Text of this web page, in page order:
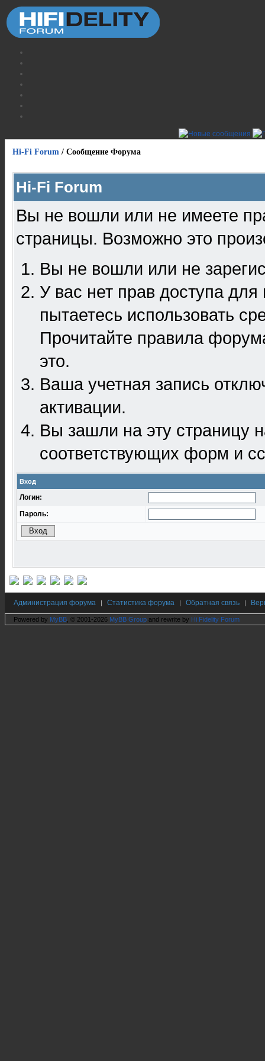
Hi-Fi Forum / Сообщение Форума
Hi-Fi Forum
Вы не вошли или не имеете
страницы. Возможно это
Вы не вошли или не
У вас нет прав доступа
пытаетесь использовать
Прочитайте правила
это.
Ваша учетная запись
активации.
Вы зашли на эту
соответствующих форм и
Вход
Логин:
Пароль:
Администрация форума | Статистика форума | Обратная связь |
Powered by MyBB , © 2001-2026 MyBB Group and rewrite by Hi Fidelity Forum